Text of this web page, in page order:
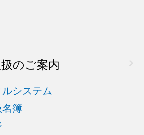
のご案内
システム
簿